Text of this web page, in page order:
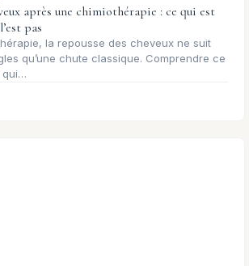
après une chimiothérapie : ce qui est
pas
la repousse des cheveux ne suit
qu’une chute classique. Comprendre ce
qui…